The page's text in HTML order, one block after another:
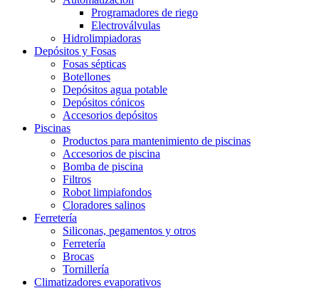
Programadores de riego
Electroválvulas
Hidrolimpiadoras
Depósitos y Fosas
Fosas sépticas
Botellones
Depósitos agua potable
Depósitos cónicos
Accesorios depósitos
Piscinas
Productos para mantenimiento de piscinas
Accesorios de piscina
Bomba de piscina
Filtros
Robot limpiafondos
Cloradores salinos
Ferretería
Siliconas, pegamentos y otros
Ferretería
Brocas
Tornillería
Climatizadores evaporativos